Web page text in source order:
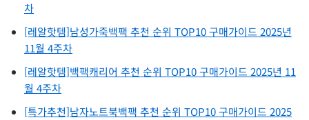
차
[레알핫템]남성가죽백팩 추천 순위 TOP10 구매가이드 2025년
11월 4주차
[레알핫템]백팩캐리어 추천 순위 TOP10 구매가이드 2025년 11
월 4주차
[특가추천]남자노트북백팩 추천 순위 TOP10 구매가이드 2025